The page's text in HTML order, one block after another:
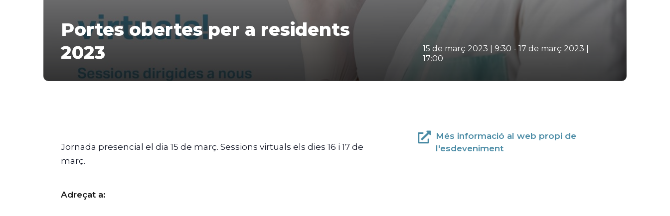
Portes obertes per a residents
2023
15 de març 2023 | 9:30 - 17 de març 2023 |
17:00
Jornada presencial el dia 15 de març. Sessions virtuals els dies 16 i 17 de
març.
Adreçat a:
Més informació al web propi de
l'esdeveniment